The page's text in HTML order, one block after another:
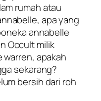
rumah atau
apa yang
annabelle
Occult milik
apakah
sekarang?
bersih dari roh